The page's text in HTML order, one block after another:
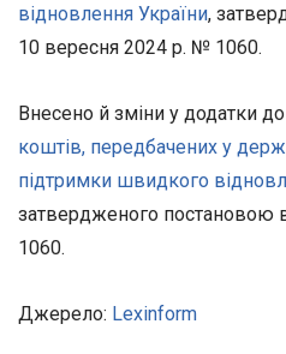
відновлення України,
10 вересня 2024 р. № 1060.
Внесено й зміни у додатки до
коштів, передбачених у
підтримки швидкого
затвердженого постановою
1060.
Джерело: Lexinform